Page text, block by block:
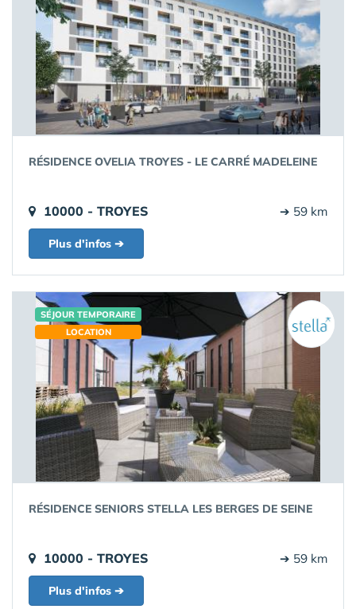
RÉSIDENCE OVELIA TROYES - LE CARRÉ MADELEINE
10000 - TROYES ➔ 59 km
Plus d'infos ➔
SÉJOUR TEMPORAIRE
LOCATION
RÉSIDENCE SENIORS STELLA LES BERGES DE SEINE
10000 - TROYES ➔ 59 km
Plus d'infos ➔